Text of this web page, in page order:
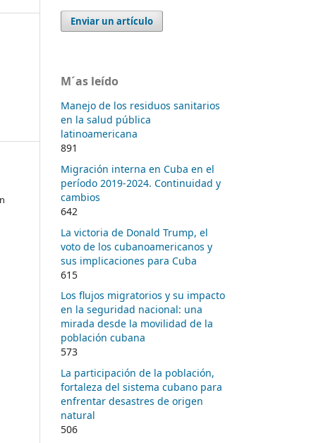
Enviar un artículo
M´as leído
Manejo de los residuos sanitarios
en la salud pública
latinoamericana
891
Migración interna en Cuba en el
período 2019-2024. Continuidad y
cambios
642
La victoria de Donald Trump, el
voto de los cubanoamericanos y
sus implicaciones para Cuba
615
Los flujos migratorios y su impacto
en la seguridad nacional: una
mirada desde la movilidad de la
población cubana
573
La participación de la población,
fortaleza del sistema cubano para
enfrentar desastres de origen
natural
506